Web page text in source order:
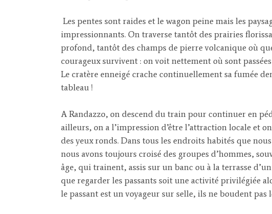
Les pentes sont raides et le wagon peine mais les
impressionnants. On traverse tantôt des prairies
profond, tantôt des champs de pierre volcanique où
courageux survivent : on voit nettement où sont
Le cratère enneigé crache continuellement sa fumée
tableau !
A Randazzo, on descend du train pour continuer en
ailleurs, on a l’impression d’être l’attraction locale et
des yeux ronds. Dans tous les endroits habités que
nous avons toujours croisé des groupes d’hommes,
âge, qui trainent, assis sur un banc ou à la terrasse
que regarder les passants soit une activité privilégiée
le passant est un voyageur sur selle, ils ne boudent pas